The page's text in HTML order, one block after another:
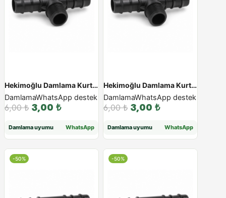
Hekimoğlu Damlama Kurtağzı Erkek Te - 16×1/2″x16
DamlamaWhatsApp destek
6,00₺ 3,00 ₺
Damlama uyumu WhatsApp
Hekimoğlu Damlama Kurtağzı Erkek Te - 16×3/4″x16
DamlamaWhatsApp destek
6,00₺ 3,00 ₺
Damlama uyumu WhatsApp
-50% -50%